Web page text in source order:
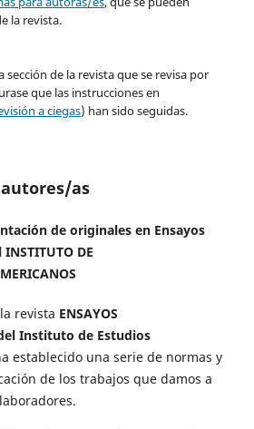
la revista.
sección de la revista que se revisa por
que las instrucciones en
a ciegas) han sido seguidas.
as
de originales en Ensayos
INSTITUTO DE
revista ENSAYOS
Instituto de Estudios
establecido una serie de normas y
de los trabajos que damos a